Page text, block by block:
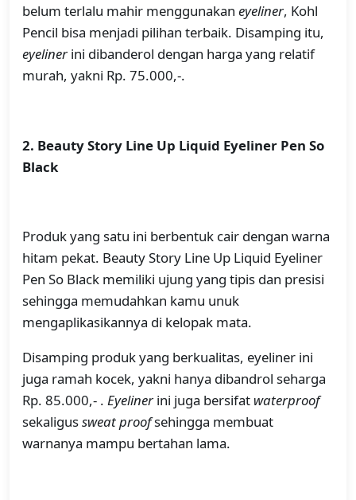
belum terlalu mahir menggunakan eyeliner, Kohl
Pencil bisa menjadi pilihan terbaik. Disamping itu,
eyeliner ini dibanderol dengan harga yang relatif
murah, yakni Rp. 75.000,-.
2. Beauty Story Line Up Liquid Eyeliner Pen So
Black
Produk yang satu ini berbentuk cair dengan warna
hitam pekat. Beauty Story Line Up Liquid Eyeliner
Pen So Black memiliki ujung yang tipis dan presisi
sehingga memudahkan kamu unuk
mengaplikasikannya di kelopak mata.
Disamping produk yang berkualitas, eyeliner ini
juga ramah kocek, yakni hanya dibandrol seharga
Rp. 85.000,- . Eyeliner ini juga bersifat waterproof
sekaligussweat proofsehingga membuat
warnanya mampu bertahan lama.